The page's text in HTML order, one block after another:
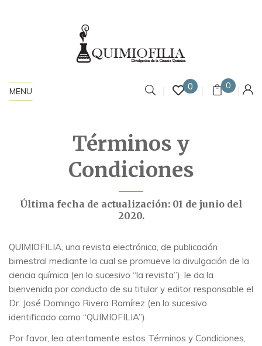
MENU 0 0
Términos y
Condiciones
Última fecha de actualización: 01 de junio del
2020.
QUIMIOFILIA, una revista electrónica, de publicación
bimestral mediante la cual se promueve la divulgación de la
ciencia química (en lo sucesivo “la revista”), le da la
bienvenida por conducto de su titular y editor responsable el
Dr. José Domingo Rivera Ramírez (en lo sucesivo
identificado como “QUIMIOFILIA”).
Por favor, lea atentamente estos Términos y Condiciones,